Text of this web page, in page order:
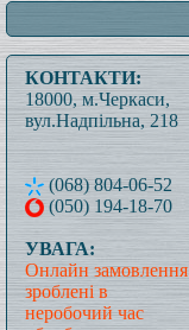
КОНТАКТИ:
18000, м.Черкаси,
вул.Надпільна, 218
(068) 804-06-52
(050) 194-18-70
УВАГА:
Онлайн замовлення
зроблені в
неробочий час